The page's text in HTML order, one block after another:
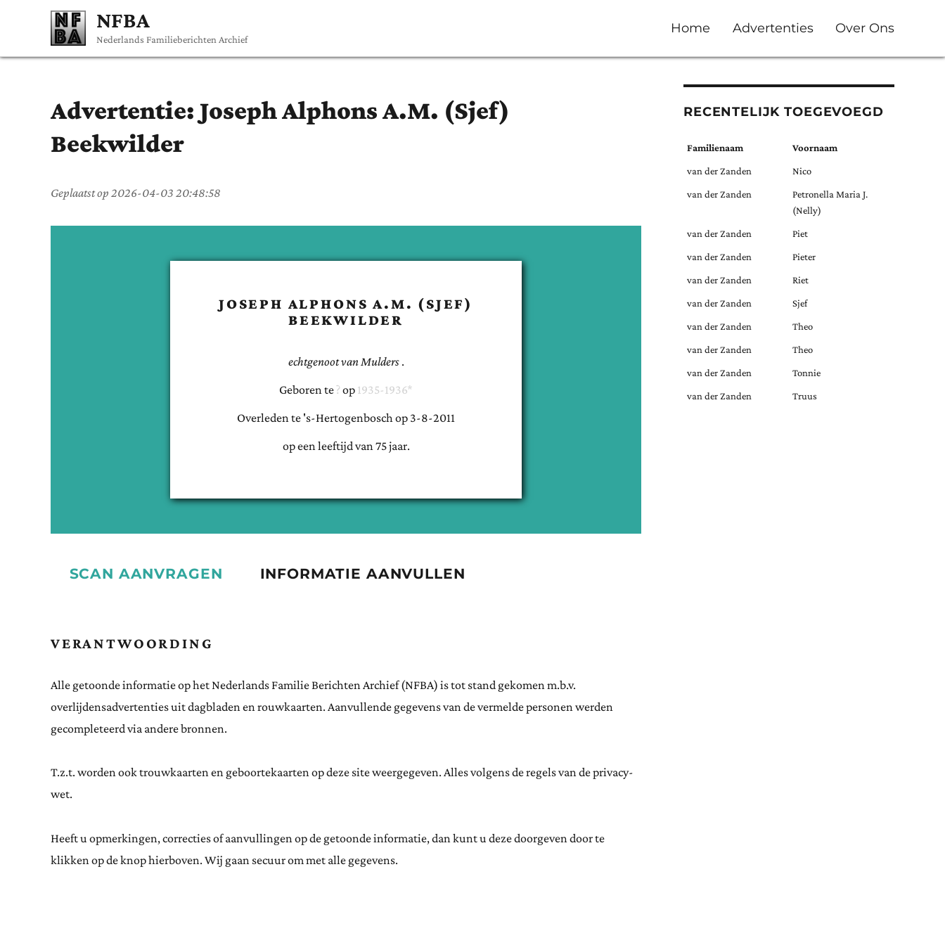
NFBA
Nederlands Familieberichten Archief
Home Advertenties Over Ons
Advertentie: Joseph Alphons A.M. (Sjef)
Beekwilder
Geplaatst op 2026-04-03 20:48:58
JOSEPH ALPHONS A.M. (SJEF)
BEEKWILDER
echtgenoot van Mulders .
Geboren te op 1935-1936*
Overleden te 's-Hertogenbosch op 3-8-2011
op een leeftijd van 75jaar.
SCAN AANVRAGEN INFORMATIE AANVULLEN
VERANTWOORDING
Alle getoonde informatie op het Nederlands Familie Berichten Archief (NFBA) is tot stand gekomen m.b.v.
overlijdensadvertenties uit dagbladen en rouwkaarten. Aanvullende gegevens van de vermelde personen werden
gecompleteerd via andere bronnen.
T.z.t. worden ook trouwkaarten en geboortekaarten op deze site weergegeven. Alles volgens de regels van de privacy-
wet.
Heeft u opmerkingen, correcties of aanvullingen op de getoonde informatie, dan kunt u deze doorgeven door te
klikken op de knop hierboven. Wij gaan secuur om met alle gegevens.
RECENTELIJK TOEGEVOEGD
Familienaam Voornaam
van der Zanden Nico
van der Zanden
Petronella Maria J.
(Nelly)
van der Zanden Piet
van der Zanden Pieter
van der Zanden Riet
van der Zanden Sjef
van der Zanden Theo
van der Zanden Theo
van der Zanden Tonnie
van der Zanden Truus